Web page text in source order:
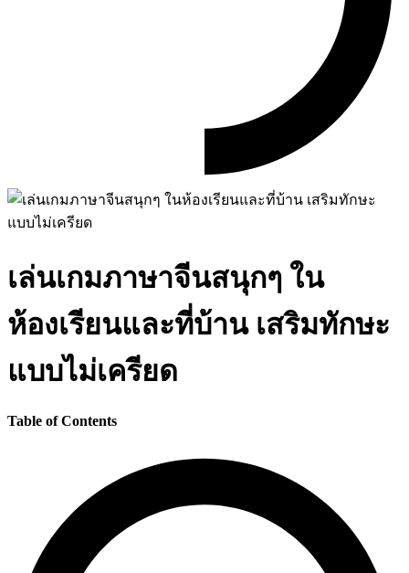
เล่นเกมภาษาจีนสนุกๆ ใน
ห้องเรียนและที่บ้าน เสริมทักษะ
แบบไม่เครียด
Table of Contents